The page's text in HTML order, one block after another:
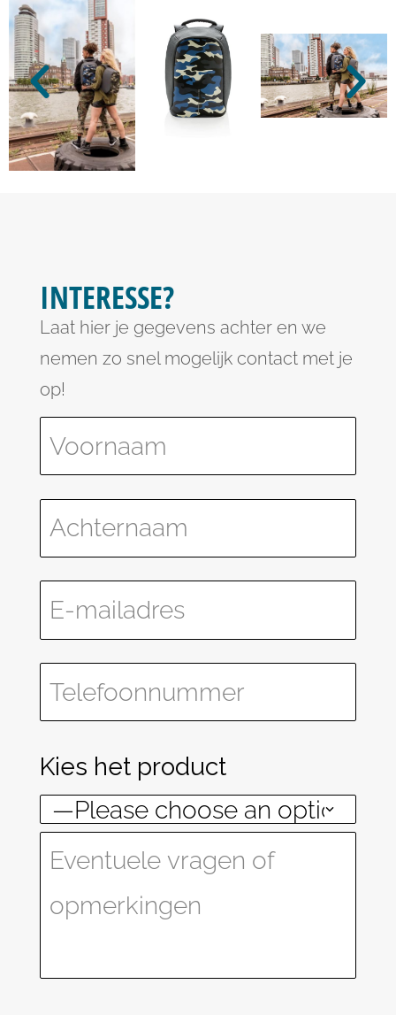
INTERESSE?
Laat hier je gegevens achter en we
nemen zo snel mogelijk contact met je
op!
Please leave this field empty.
Kies het product